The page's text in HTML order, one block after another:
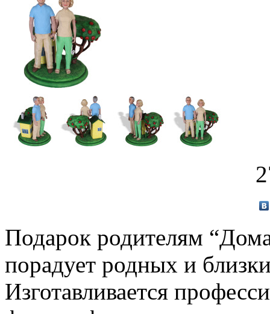
Подарок родителям
порадует родных и
Изготавливается